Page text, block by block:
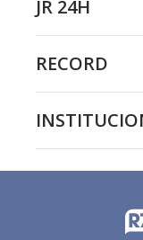
JR 24H
RECORD